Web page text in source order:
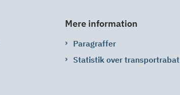
Mere information
Paragraffer
Statistik over transportrabat